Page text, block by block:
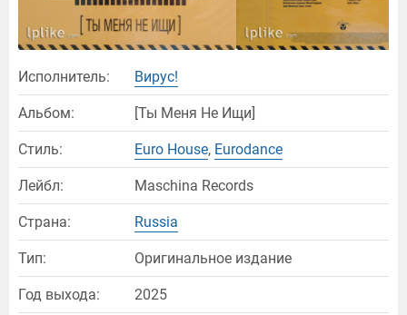
Исполнитель: Вирус!
Альбом: [Ты Меня Не Ищи]
Стиль: Euro House, Eurodance
Лейбл: Maschina Records
Страна: Russia
Тип: Оригинальное издание
Год выхода: 2025